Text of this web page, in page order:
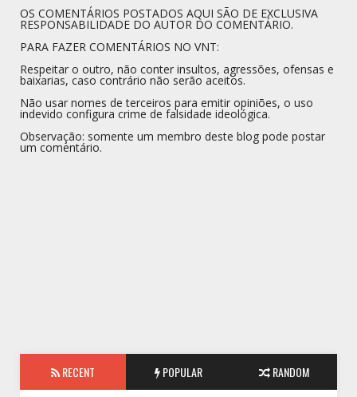
OS COMENTÁRIOS POSTADOS AQUI SÃO DE EXCLUSIVA
RESPONSABILIDADE DO AUTOR DO COMENTÁRIO.
PARA FAZER COMENTÁRIOS NO VNT:
Respeitar o outro, não conter insultos, agressões, ofensas e
baixarias, caso contrário não serão aceitos.
Não usar nomes de terceiros para emitir opiniões, o uso
indevido configura crime de falsidade ideológica.
Observação: somente um membro deste blog pode postar
um comentário.
RECENT POPULAR RANDOM